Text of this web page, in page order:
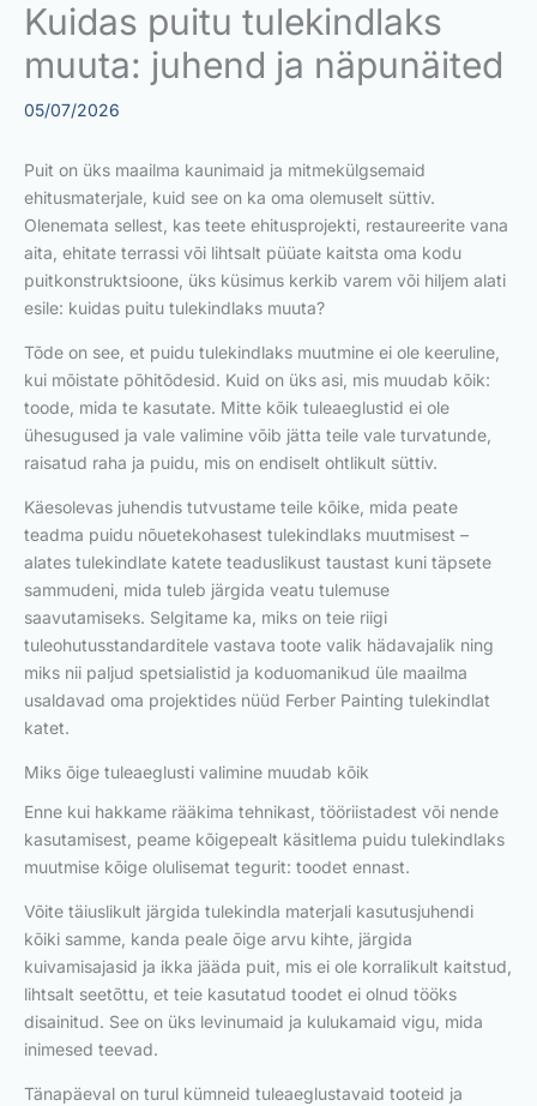
Kuidas puitu tulekindlaks
muuta: juhend ja näpunäited
05/07/2026
Puit on üks maailma kaunimaid ja mitmekülgsemaid
ehitusmaterjale, kuid see on ka oma olemuselt süttiv.
Olenemata sellest, kas teete ehitusprojekti, restaureerite vana
aita, ehitate terrassi või lihtsalt püüate kaitsta oma kodu
puitkonstruktsioone, üks küsimus kerkib varem või hiljem alati
esile: kuidas puitu tulekindlaks muuta?
Tõde on see, et puidu tulekindlaks muutmine ei ole keeruline,
kui mõistate põhitõdesid. Kuid on üks asi, mis muudab kõik:
toode, mida te kasutate. Mitte kõik tuleaeglustid ei ole
ühesugused ja vale valimine võib jätta teile vale turvatunde,
raisatud raha ja puidu, mis on endiselt ohtlikult süttiv.
Käesolevas juhendis tutvustame teile kõike, mida peate
teadma puidu nõuetekohasest tulekindlaks muutmisest –
alates tulekindlate katete teaduslikust taustast kuni täpsete
sammudeni, mida tuleb järgida veatu tulemuse
saavutamiseks. Selgitame ka, miks on teie riigi
tuleohutusstandarditele vastava toote valik hädavajalik ning
miks nii paljud spetsialistid ja koduomanikud üle maailma
usaldavad oma projektides nüüd Ferber Painting tulekindlat
katet.
Miks õige tuleaeglusti valimine muudab kõik
Enne kui hakkame rääkima tehnikast, tööriistadest või nende
kasutamisest, peame kõigepealt käsitlema puidu tulekindlaks
muutmise kõige olulisemat tegurit: toodet ennast.
Võite täiuslikult järgida tulekindla materjali kasutusjuhendi
kõiki samme, kanda peale õige arvu kihte, järgida
kuivamisajasid ja ikka jääda puit, mis ei ole korralikult kaitstud,
lihtsalt seetõttu, et teie kasutatud toodet ei olnud tööks
disainitud. See on üks levinumaid ja kulukamaid vigu, mida
inimesed teevad.
Tänapäeval on turul kümneid tuleaeglustavaid tooteid ja